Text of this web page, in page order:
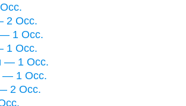
2 Occ.
— 1 Occ.
1 Occ.
— 1 Occ.
— 1 Occ.
2 Occ.